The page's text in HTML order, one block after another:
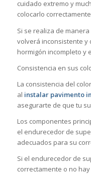
cuidado extremo y
colocarlo
Si se realiza de
volverá inconsistente y
hormigón incompleto y
Consistencia en sus
La consistencia del
al instalar pavimento
asegurarte de que tu
Los componentes
el endurecedor de
adecuados para su
Si el endurecedor de
correctamente o no